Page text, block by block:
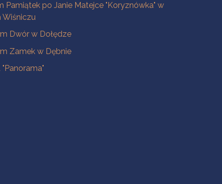
Pamiątek po Janie Matejce "Koryznówka" w
Dwór w Dołędze
Zamek w Dębnie
"Panorama"